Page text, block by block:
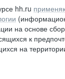
hh.ru
на основе
к
на